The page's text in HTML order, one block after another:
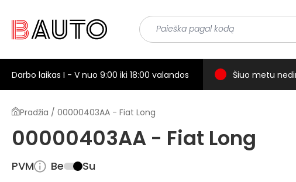
Darbo laikas I - V nuo 9:00 iki 18:00 valandos Šiuo metu
Pradžia / 00000403AA - Fiat Long
00000403AA - Fiat Long
PVM Be Su